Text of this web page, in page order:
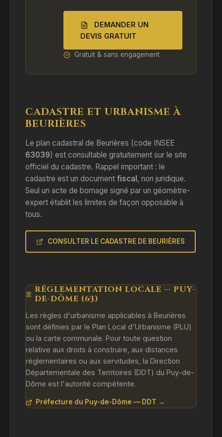
DEMANDER UN
DEVIS GRATUIT
Gratuit & sans engagement
CADASTRE ET URBANISME À
BEURIÈRES
Le plan cadastral de Beurières (code INSEE
63039) est consultable gratuitement sur le site
officiel du cadastre. Rappel important : le
cadastre est un document fiscal, non juridique.
Seul un acte de bornage signé par un géomètre-
expert établit les limites de façon opposable à
tous.
CONSULTER LE CADASTRE DE BEURIÈRES
RÉGLEMENTATION LOCALE — PUY-
DE-DÔME (63)
Les règles d'urbanisme applicables à Beurières
sont définies par le Plan Local d'Urbanisme (PLU)
ou la carte communale. Pour toute question
relative aux droits à construire, aux distances
réglementaires ou aux servitudes, la Direction
Départementale des Territoires (DDT) du Puy-de-
Dôme est l'autorité compétente.
Préfecture du Puy-de-Dôme — DDT →